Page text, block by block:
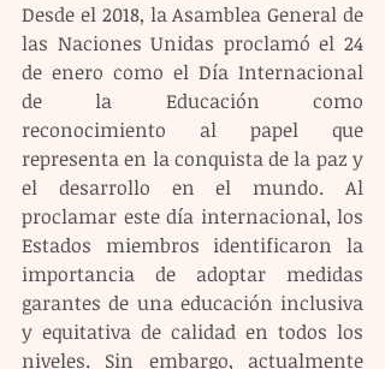
Desde el 2018, la Asamblea General de
las Naciones Unidas proclamó el 24
de enero como el Día Internacional
de la Educación como
reconocimiento al papel que
representa en la conquista de la paz y
el desarrollo en el mundo. Al
proclamar este día internacional, los
Estados miembros identificaron la
importancia de adoptar medidas
garantes de una educación inclusiva
y equitativa de calidad en todos los
niveles. Sin embargo, actualmente